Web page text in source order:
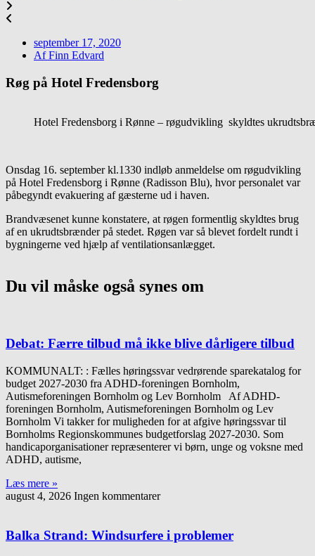
september 17, 2020
AfFinn Edvard
Røg på Hotel Fredensborg
Hotel Fredensborg i Rønne – røgudvikling skyldtes
Onsdag 16. september kl.1330 indløb anmeldelse om røgudvikling
på Hotel Fredensborg i Rønne (Radisson Blu), hvor personalet var
påbegyndt evakuering af gæsterne ud i haven.
Brandvæsenet kunne konstatere, at røgen formentlig skyldtes brug
af en ukrudtsbrænder på stedet. Røgen var så blevet fordelt rundt i
bygningerne ved hjælp af ventilationsanlægget.
Du vil måske også synes om
Debat: Færre tilbud må ikke blive dårligere tilbud
KOMMUNALT: : Fælles høringssvar vedrørende sparekatalog for
budget 2027-2030 fra ADHD-foreningen Bornholm,
Autismeforeningen Bornholm og Lev Bornholm Af ADHD-
foreningen Bornholm, Autismeforeningen Bornholm og Lev
Bornholm Vi takker for muligheden for at afgive høringssvar til
Bornholms Regionskommunes budgetforslag 2027-2030. Som
handicaporganisationer repræsenterer vi børn, unge og voksne med
ADHD, autisme,
Læs mere »
august 4, 2026 Ingen kommentarer
Balka Strand: Windsurfere i problemer